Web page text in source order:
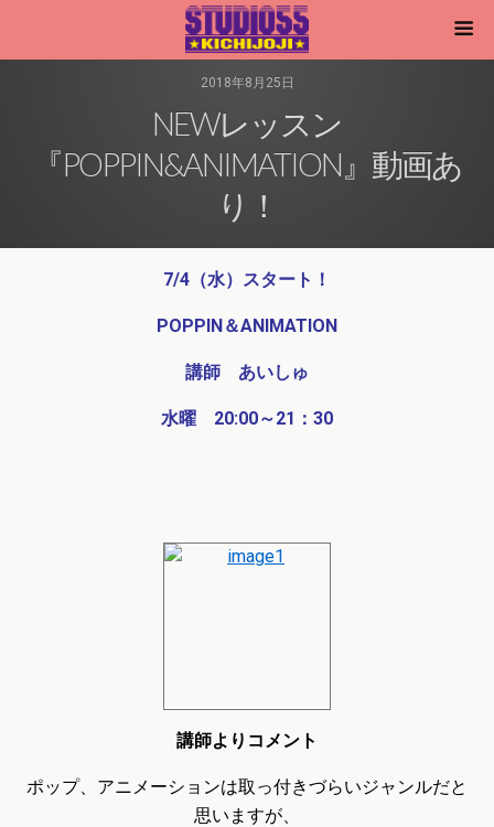
2018年8月25日
NEWレッスン
『POPPIN&ANIMATION』動画あ
り！
7/4（水）スタート！
POPPIN＆ANIMATION
講師 あいしゅ
水曜 20:00～21：30
講師よりコメント
ポップ、アニメーションは取っ付きづらいジャンルだと
思いますが、